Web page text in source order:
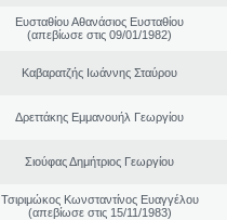
Ευσταθίου Αθανάσιος Ευσταθίου
(απεβίωσε στις 09/01/1982)
Καβαρατζής Ιωάννης Σταύρου
Δρεττάκης Εμμανουήλ Γεωργίου
Σιούφας Δημήτριος Γεωργίου
Τσιριμώκος Κωνσταντίνος Ευαγγέλου
(απεβίωσε στις 15/11/1983)